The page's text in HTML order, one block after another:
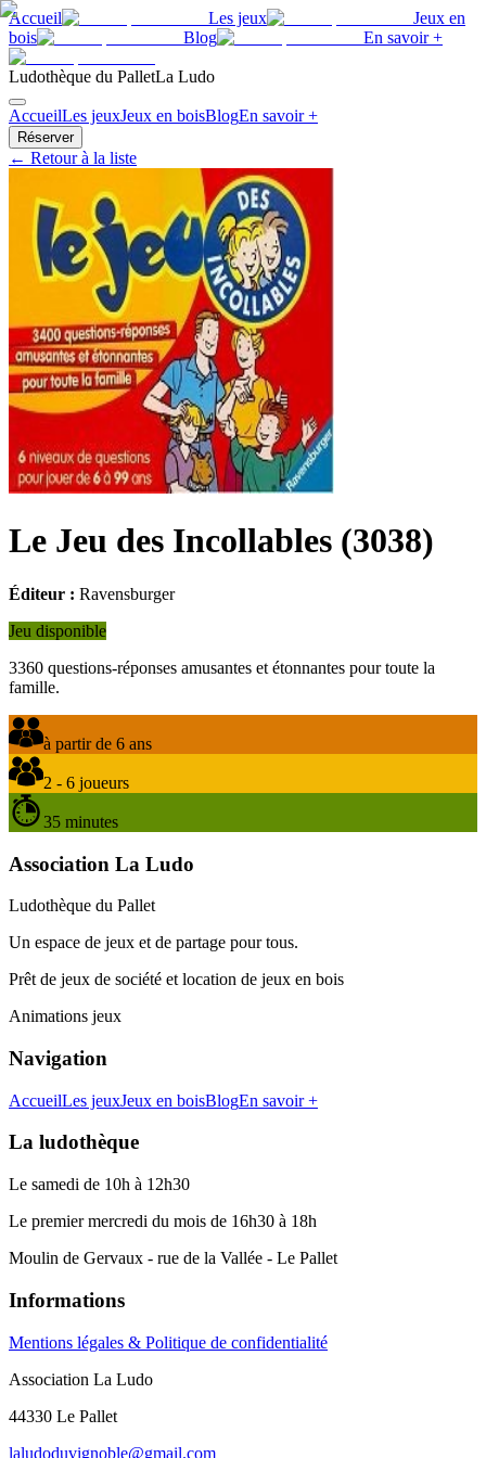
Accueil Les jeux
Jeux en
bois
Blog En savoir +
Ludothèque du PalletLa Ludo
AccueilLes jeuxJeux en boisBlogEn savoir +
Réserver
← Retour à la liste
Le Jeu des Incollables (3038)
Éditeur : Ravensburger
Jeu disponible
3360 questions-réponses amusantes et étonnantes pour toute la
famille.
à partir de 6 ans
2 - 6 joueurs
35 minutes
Association La Ludo
Ludothèque du Pallet
Un espace de jeux et de partage pour tous.
Prêt de jeux de société et location de jeux en bois
Animations jeux
Navigation
AccueilLes jeuxJeux en boisBlogEn savoir +
La ludothèque
Le samedi de 10h à 12h30
Le premier mercredi du mois de 16h30 à 18h
Moulin de Gervaux - rue de la Vallée - Le Pallet
Informations
Mentions légales & Politique de confidentialité
Association La Ludo
44330 Le Pallet
laludoduvignoble@gmail.com